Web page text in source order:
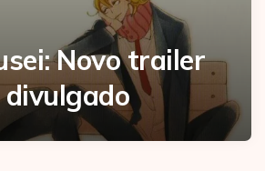
Novo trailer